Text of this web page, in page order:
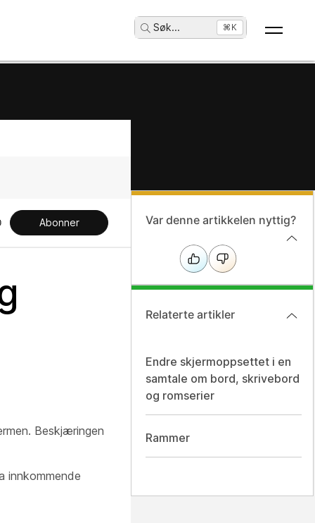
Søk... ⌘K
Abonner
Beskjæringen
innkommende
Var denne artikkelen nyttig?
Relaterte artikler
Endre skjermoppsettet i en
samtale om bord, skrivebord
og romserier
Rammer